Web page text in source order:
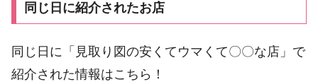
同じ日に紹介されたお店
同じ日に「見取り図の安くてウマくて〇〇な店」で
紹介された情報はこちら！